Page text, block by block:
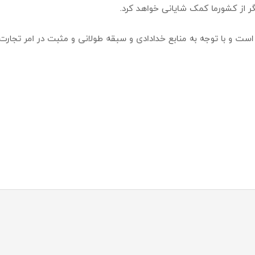
از کشورما کمک شایانی خواهد کرد.
است و با توجه به منابع خدادادی و سبقه طولانی و مثبت در امر